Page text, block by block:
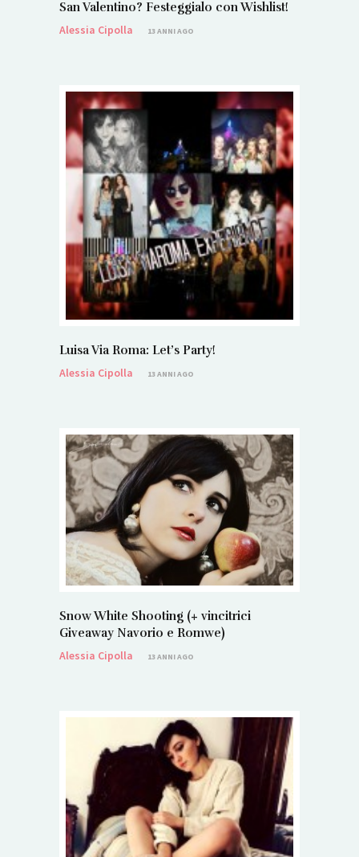
San Valentino? Festeggialo con Wishlist!
Alessia Cipolla
13 ANNI AGO
Luisa Via Roma: Let’s Party!
Alessia Cipolla
13 ANNI AGO
Snow White Shooting (+ vincitrici
Giveaway Navorio e Romwe)
Alessia Cipolla
13 ANNI AGO